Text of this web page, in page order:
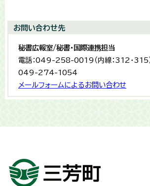
お問い合わせ先
秘書広報室/秘書・国際連携担当
電話：049-258-0019（内線：312・
049-274-1054
メールフォームによるお問い合わせ